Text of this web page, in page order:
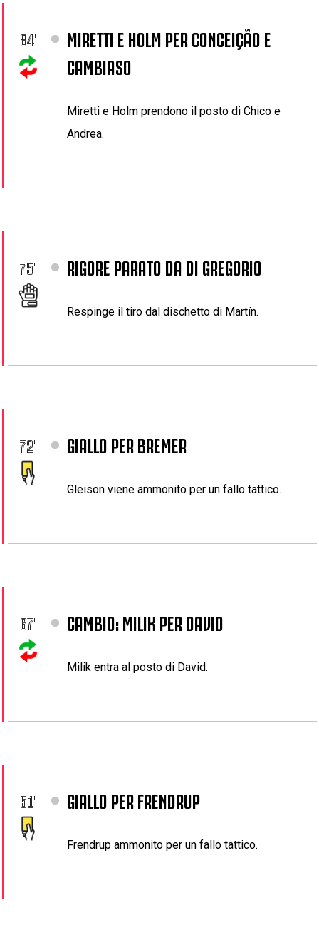
84'
MIRETTI E HOLM PER CONCEIÇÃO E
CAMBIASO
Miretti e Holm prendono il posto di Chico e
Andrea.
75' RIGORE PARATO DA DI GREGORIO
Respinge il tiro dal dischetto di Martín.
72' GIALLO PER BREMER
Gleison viene ammonito per un fallo tattico.
67' CAMBIO: MILIK PER DAVID
Milik entra al posto di David.
51' GIALLO PER FRENDRUP
Frendrup ammonito per un fallo tattico.